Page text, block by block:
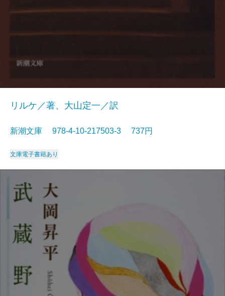
リルケ／著、大山定一／訳
新潮文庫 978-4-10-217503-3 737円
文庫電子書籍あり